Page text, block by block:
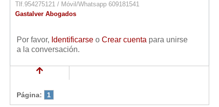
Tlf.954275121 / Móvil/Whatsapp 609181541
Gastalver Abogados
Por favor, Identificarse o Crear cuenta para unirse
a la conversación.
Página: 1